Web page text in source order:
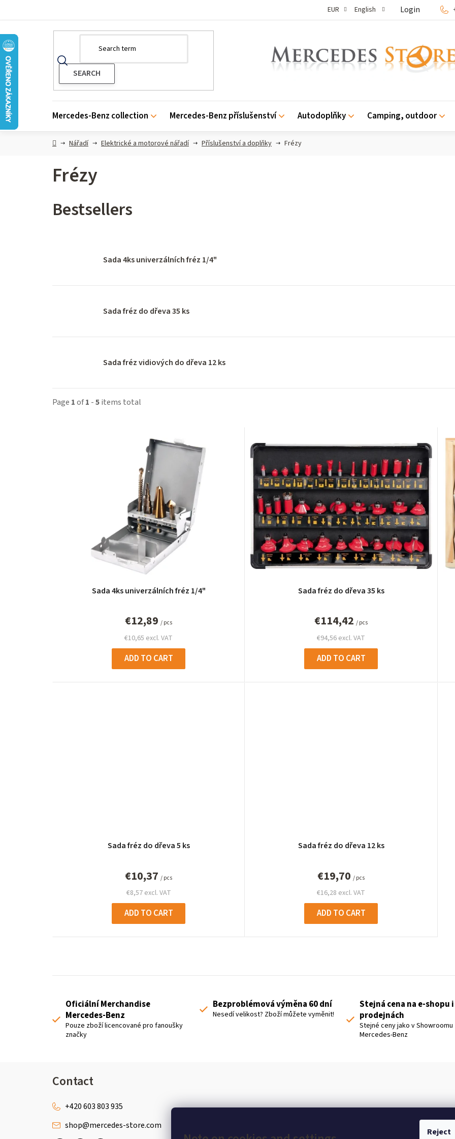
Reject
EUR English Login
Mercedes-Benz collection Mercedes-Benz příslušenství Autodoplňky Camping, outdoor
HomeNářadí Elektrické a motorové nářadí Příslušenství a doplňky Frézy
Frézy
Bestsellers
Sada 4ks univerzálních fréz 1/4"
Sada fréz do dřeva 35 ks
Sada fréz vidiových do dřeva 12 ks
Page 1of1 -5items total
t
Sada 4ks univerzálních fréz 1/4"
€10,65 excl. VAT
€12,89/ pcs
ADD TO CART
Sada fréz do dřeva 35 ks
€94,56 excl. VAT
€114,42/ pcs
ADD TO CART
Sada fréz do dřeva 5 ks
€8,57 excl. VAT
€10,37/ pcs
ADD TO CART
Sada fréz do dřeva 12 ks
€16,28 excl. VAT
€19,70/ pcs
ADD TO CART
n
t
r
Oficiální Merchandise
Mercedes-Benz
Pouze zboží licencované pro fanoušky
značky
Bezproblémová výměna 60 dní
Nesedí velikost? Zboží můžete vyměnit!
Stejná cena na e-shopu
prodejnách
Stejné ceny jako v Showroomu
Mercedes-Benz
Contact
shop@mercedes-store.com
+420 603 803 935